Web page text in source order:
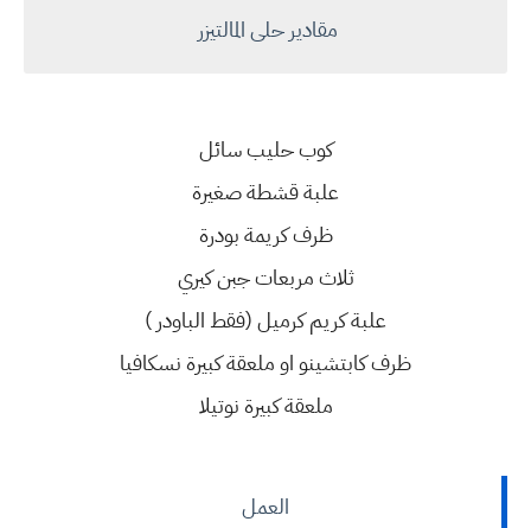
مقادير حلى المالتيزر
كوب حليب سائل
علبة قشطة صغيرة
ظرف كريمة بودرة
ثلاث مربعات جبن كيري
علبة كريم كرميل (فقط الباودر )
ظرف كابتشينو او ملعقة كبيرة نسكافيا
ملعقة كبيرة نوتيلا
العمل